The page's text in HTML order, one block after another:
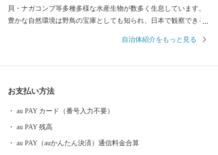
貝・ナガコンブ等多種多様な水産生物が数多く生息しています。
豊かな自然環境は野鳥の宝庫としても知られ、日本で観察できる
などには毎年全国各地から多くの方がバードウォッチングに訪れ
返還要求運動原点の地」として、これまで長きに渡り北方四島の
早期返還を願い、市民一丸となって世論の先頭に立ち、運動を展
ない課題が非常に山積しています。 すこしづつまちの活性化を目
指し歩みを進めてまいりますので、今後の根室市にご注目くださ
自治体紹介をもっと見る
お支払い方法
au PAY カード（番号入力不要）
au PAY 残高
au PAY（auかんたん決済）通信料金合算